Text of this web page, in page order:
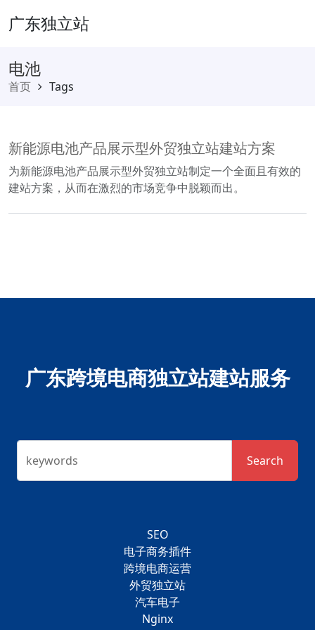
广东独立站
电池
首页 Tags
新能源电池产品展示型外贸独立站建站方案
为新能源电池产品展示型外贸独立站制定一个全面且有效的
建站方案，从而在激烈的市场竞争中脱颖而出。
广东跨境电商独立站建站服务
keywords Search
SEO
电子商务插件
跨境电商运营
外贸独立站
汽车电子
Nginx